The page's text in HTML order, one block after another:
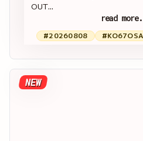
OUT...
read
#20260808
NEW